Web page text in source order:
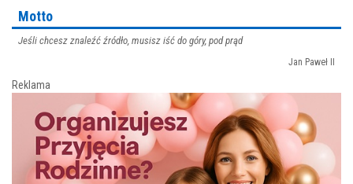
Motto
Jeśli chcesz znaleźć źródło, musisz iść do góry, pod prąd
Jan Paweł II
Reklama